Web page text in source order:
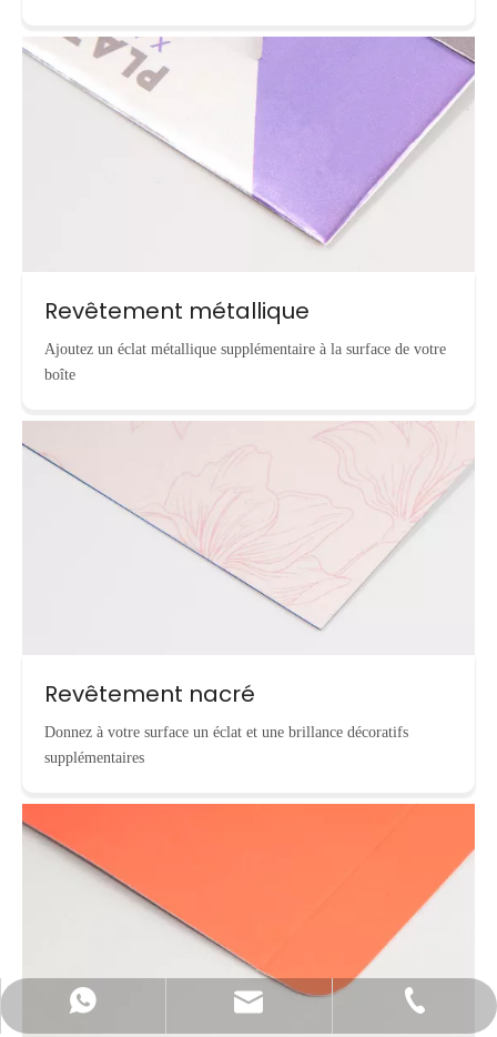
Revêtement métallique
Ajoutez un éclat métallique supplémentaire à la surface de votre
boîte
Revêtement nacré
Donnez à votre surface un éclat et une brillance décoratifs
supplémentaires
Contacter par WhatsApp
info@cnecopackaging.com
+86-15221732206